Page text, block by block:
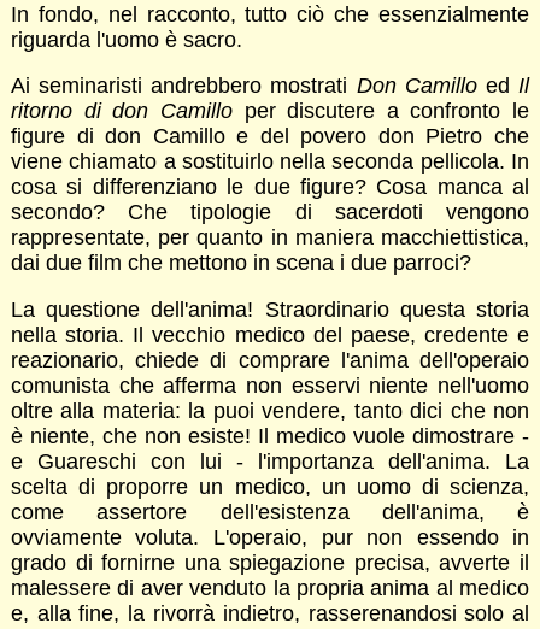
In fondo, nel racconto, tutto ciò che essenzialmente
riguarda l'uomo è sacro.
Ai seminaristi andrebbero mostrati Don CamilloedIl
ritorno di don Camilloper discutere a confronto le
figure di don Camillo e del povero don Pietro che
viene chiamato a sostituirlo nella seconda pellicola. In
cosa si differenziano le due figure? Cosa manca al
secondo? Che tipologie di sacerdoti vengono
rappresentate, per quanto in maniera macchiettistica,
dai due film che mettono in scena i due parroci?
La questione dell'anima! Straordinario questa storia
nella storia. Il vecchio medico del paese, credente e
reazionario, chiede di comprare l'anima dell'operaio
comunista che afferma non esservi niente nell'uomo
oltre alla materia: la puoi vendere, tanto dici che non
è niente, che non esiste! Il medico vuole dimostrare -
e Guareschi con lui - l'importanza dell'anima. La
scelta di proporre un medico, un uomo di scienza,
come assertore dell'esistenza dell'anima, è
ovviamente voluta. L'operaio, pur non essendo in
grado di fornirne una spiegazione precisa, avverte il
malessere di aver venduto la propria anima al medico
e, alla fine, la rivorrà indietro, rasserenandosi solo al